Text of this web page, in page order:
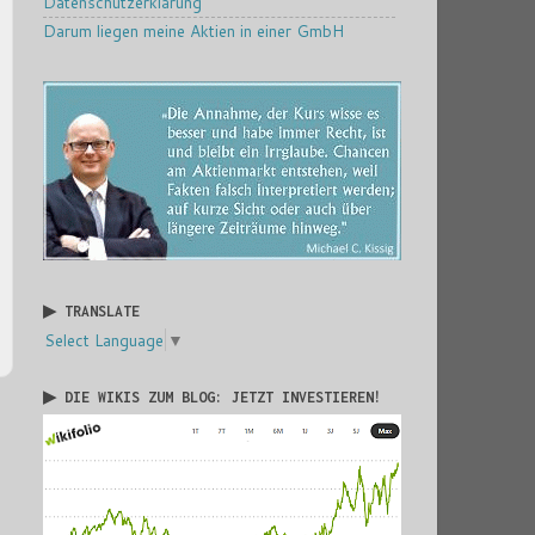
Darum liegen meine Aktien in einer GmbH
▶ TRANSLATE
Select Language ▼
▶ DIE WIKIS ZUM BLOG: JETZT INVESTIEREN!